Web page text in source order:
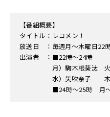
【番組概要】
タイトル：レコメン！
放送日 ：毎週月〜木曜日22
出演者 ：■22時〜24時
月）駒木根葵汰 火）
水）矢吹奈子 木）
■24時〜25時 月〜木